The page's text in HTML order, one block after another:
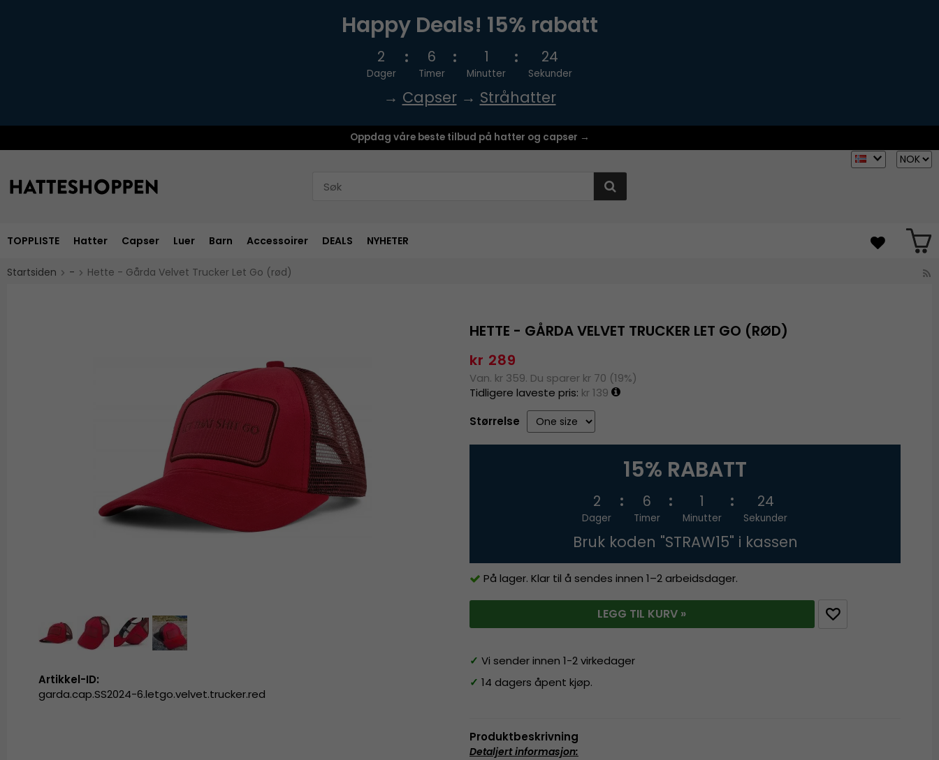
Happy Deals! 15% rabatt
2
Dager
6
Timer
1
Minutter
24
Sekunder
→ Capser→ Stråhatter
Oppdag våre beste tilbud på hatter og capser →
TOPPLISTE Hatter Capser Luer Barn Accessoirer DEALS NYHETER
Startsiden - Hette - Gårda Velvet Trucker Let Go (rød)
HETTE - GÅRDA VELVET TRUCKER LET GO (RØD)
kr 289
Van. kr 359. Du sparer kr 70 (19%)
Tidligere laveste pris: kr 139
Størrelse
15% RABATT
2
Dager
6
Timer
1
Minutter
24
Sekunder
Bruk koden "STRAW15" i kassen
På lager. Klar til å sendes innen 1–2 arbeidsdager.
LEGG TIL KURV »
✓ Vi sender innen 1-2 virkedager
✓ 14 dagers åpent kjøp.
Produktbeskrivning
Detaljert informasjon:
Artikkel-ID:
garda.cap.SS2024-6.letgo.velvet.trucker.red